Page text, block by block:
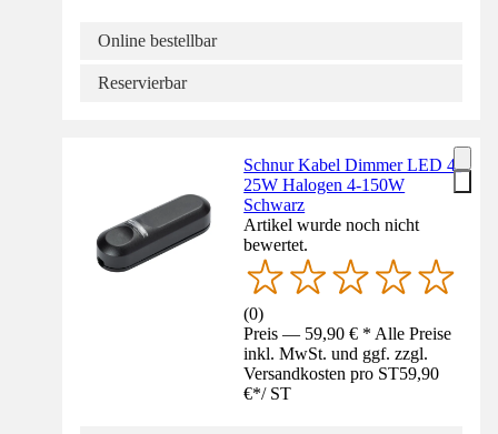
Online bestellbar
Reservierbar
Schnur Kabel Dimmer LED 4-
25W Halogen 4-150W
Schwarz
Artikel wurde noch nicht
bewertet.
(0)
Preis — 59,90 € * Alle Preise
inkl. MwSt. und ggf. zzgl.
Versandkosten pro ST59,90
€*/ ST